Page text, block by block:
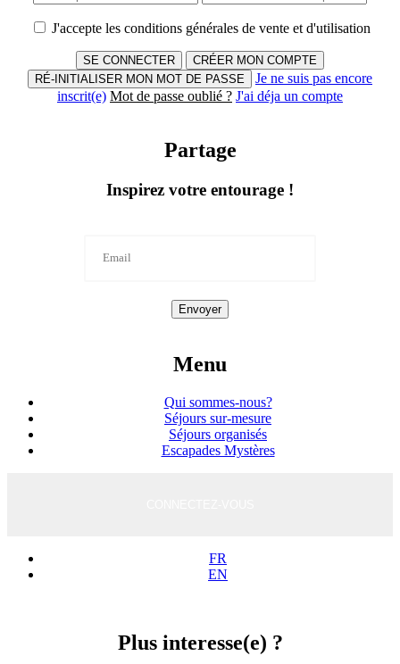
J'accepte les conditions générales de vente et d'utilisation
SE CONNECTER
CRÉER MON COMPTE
RÉ-INITIALISER MON MOT DE PASSE
Je ne suis pas encore
inscrit(e) Mot de passe oublié ? J'ai déja un compte
Partage
Inspirez votre entourage !
Envoyer
Menu
Qui sommes-nous?
Séjours sur-mesure
Séjours organisés
Escapades Mystères
FR
EN
Plus interesse(e) ?